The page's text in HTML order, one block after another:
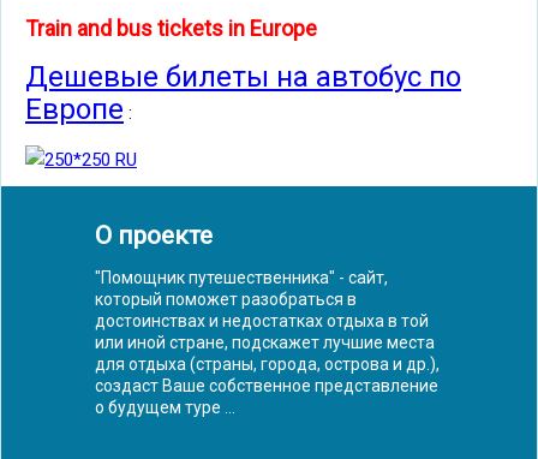
Train and bus tickets in Europe
Дешевые билеты на автобус по
Европе :
О проекте
"Помощник путешественника" - сайт,
который поможет разобраться в
достоинствах и недостатках отдыха в той
или иной стране, подскажет лучшие места
для отдыха (страны, города, острова и др.),
создаст Ваше собственное представление
о будущем туре ...